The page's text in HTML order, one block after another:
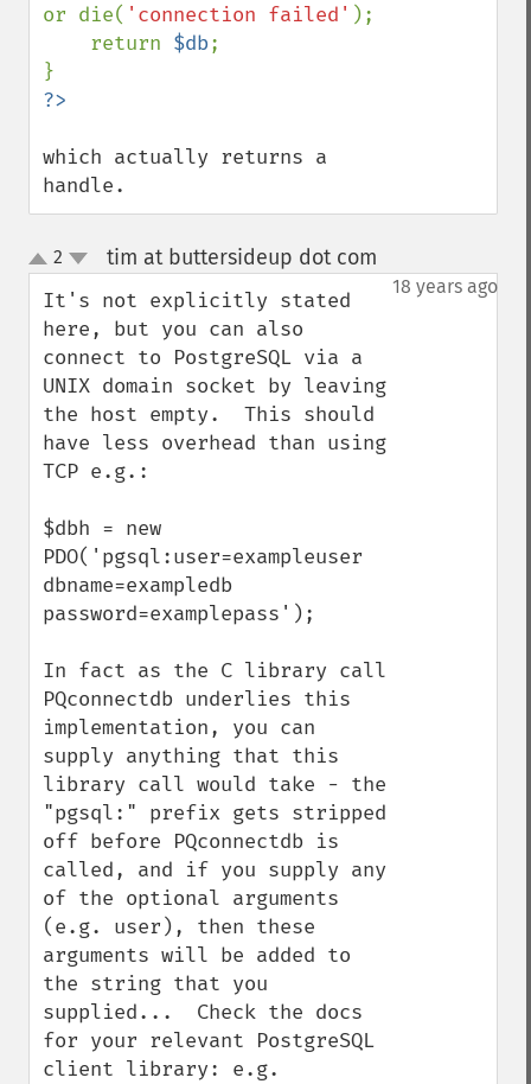
or die( 'connection failed' );
    return
$db;
which actually returns a
handle.
up
down
2 tim at buttersideup dot com
18 years ago
It's not explicitly stated
here, but you can also
connect to PostgreSQL via a
UNIX domain socket by leaving
the host empty.  This should
have less overhead than using
TCP e.g.:
$dbh = new
PDO('pgsql:user=exampleuser
dbname=exampledb
password=examplepass');
In fact as the C library call
PQconnectdb underlies this
implementation, you can
supply anything that this
library call would take - the
"pgsql:" prefix gets stripped
off before PQconnectdb is
called, and if you supply any
of the optional arguments
(e.g. user), then these
arguments will be added to
the string that you
supplied...  Check the docs
for your relevant PostgreSQL
client library: e.g.